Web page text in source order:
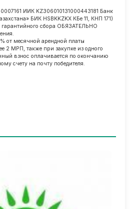
ИИК KZ306010131000443181 Банк
БИК HSBKKZKX КБе 11, КНП 171)
гарантийного сбора ОБЯЗАТЕЛЬНО
от месячной арендной платы
2 МРП, также при закупке из одного
взнос оплачивается по окончанию
счету на почту победителя.